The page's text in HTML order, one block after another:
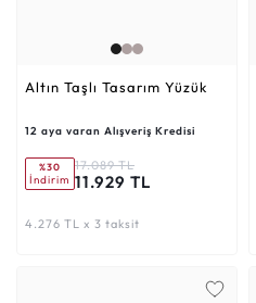
Altın Taşlı Tasarım Yüzük
12 aya varan Alışveriş Kredisi
%30
İndirim
17.089 TL
11.929 TL
4.276 TL x 3 taksit